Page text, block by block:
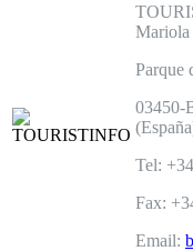
Mariola
Parque
03450-
Tel:
Fax:
Email: